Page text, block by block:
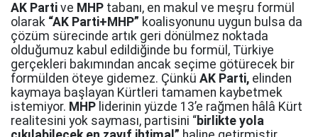
AK Parti ve MHP tabanı, en makul ve meşru formül
olarak “AK Parti+MHP” koalisyonunu uygun bulsa da
çözüm sürecinde artık geri dönülmez noktada
olduğumuz kabul edildiğinde bu formül, Türkiye
gerçekleri bakımından ancak seçime götürecek bir
formülden öteye gidemez. Çünkü AK Parti, elinden
kaymaya başlayan Kürtleri tamamen kaybetmek
istemiyor. MHP liderinin yüzde 13’e rağmen hâlâ Kürt
realitesini yok sayması, partisini “birlikte yola